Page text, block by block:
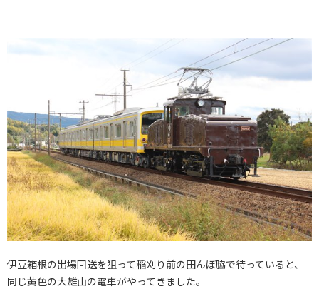
伊豆箱根の出場回送を狙って稲刈り前の田んぼ脇で待っていると、
同じ黄色の大雄山の電車がやってきました。